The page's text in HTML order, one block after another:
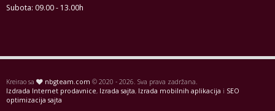
Subota: 09.00 - 13.00h
Kreirao sa nbgteam.com © 2020 - 2026. Sva prava zadržana.
Izdrada Internet prodavnice, Izrada sajta, Izrada mobilnih aplikacija i SEO
optimizacija sajta